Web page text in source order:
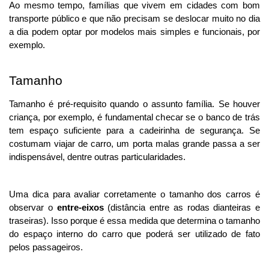
Ao mesmo tempo, famílias que vivem em cidades com bom
transporte público e que não precisam se deslocar muito no dia
a dia podem optar por modelos mais simples e funcionais, por
exemplo.
Tamanho
Tamanho é pré-requisito quando o assunto família. Se houver
criança, por exemplo, é fundamental checar se o banco de trás
tem espaço suficiente para a cadeirinha de segurança. Se
costumam viajar de carro, um porta malas grande passa a ser
indispensável, dentre outras particularidades.
Uma dica para avaliar corretamente o tamanho dos carros é
observar o entre-eixos (distância entre as rodas dianteiras e
traseiras). Isso porque é essa medida que determina o tamanho
do espaço interno do carro que poderá ser utilizado de fato
pelos passageiros.